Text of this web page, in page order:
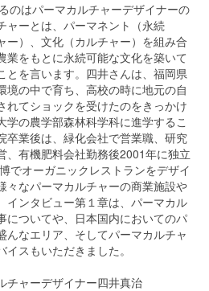
のはパーマカルチャーデザイナーの
ャーとは、パーマネント（永続
ー）、文化（カルチャー）を組み合
業をもとに永続可能な文化を築いて
とを言います。四井さんは、福岡県
境の中で育ち、高校の時に地元の自
れてショックを受けたのをきっかけ
学の農学部森林科学科に進学するこ
卒業後は、緑化会社で営業職、研究
、有機肥料会社勤務後2001年に独立
でオーガニックレストランをデザイ
々なパーマカルチャーの商業施設や
インタビュー第１章は、パーマカル
についてや、日本国内においてのパ
んなエリア、そしてパーマカルチャ
スもいただきました。
チャーデザイナー四井真治